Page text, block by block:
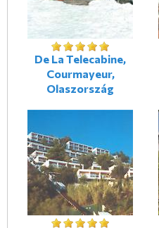
De La Telecabine,
Courmayeur,
Olaszország